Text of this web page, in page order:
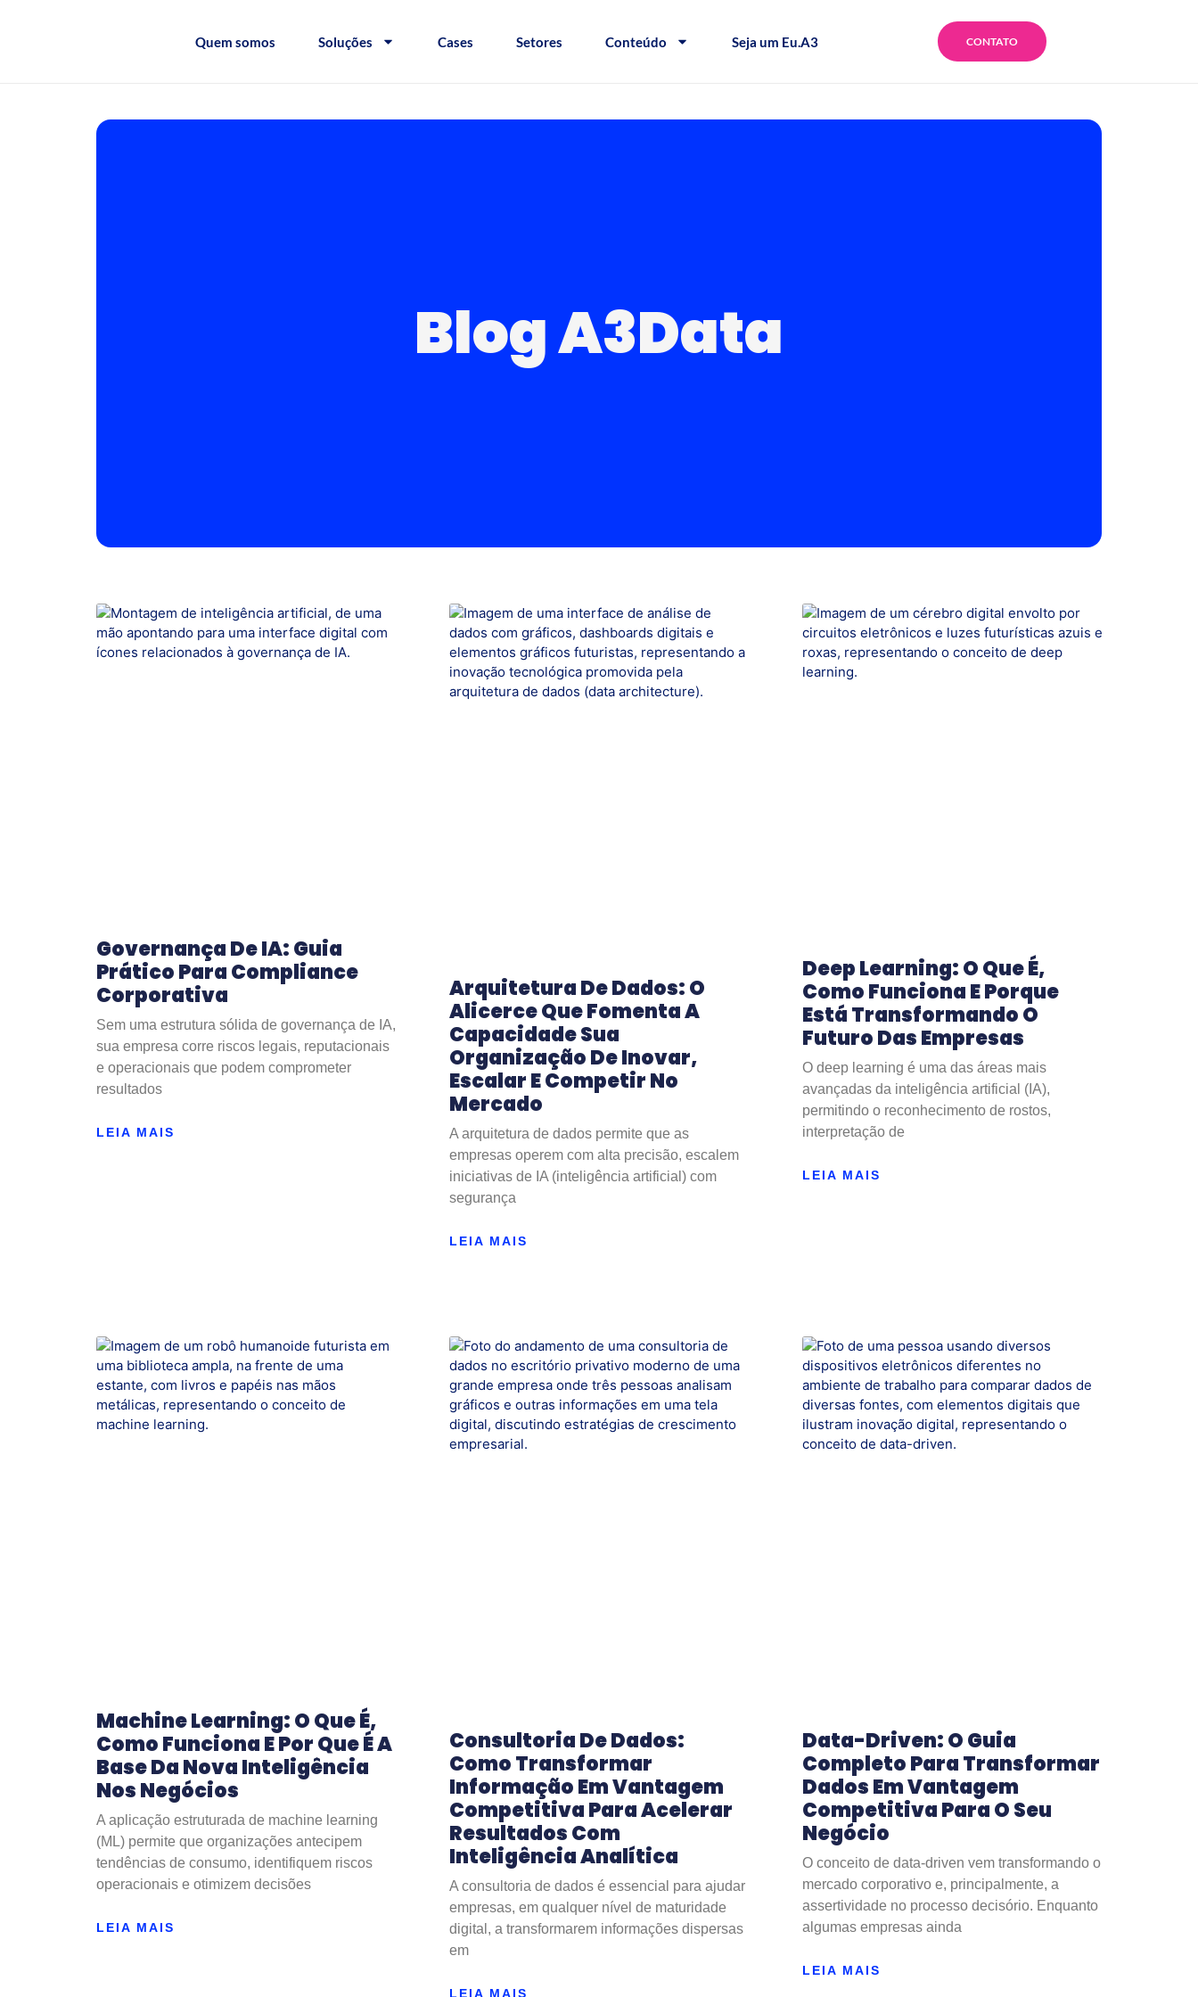
Quem somos Soluções Cases Setores Conteúdo Seja um Eu.A3 CONTATO
Blog A3Data
Governança De IA: Guia
Prático Para Compliance
Corporativa
Sem uma estrutura sólida de governança de IA,
sua empresa corre riscos legais, reputacionais
e operacionais que podem comprometer
resultados
LEIA MAIS
Arquitetura De Dados: O
Alicerce Que Fomenta A
Capacidade Sua
Organização De Inovar,
Escalar E Competir No
Mercado
A arquitetura de dados permite que as
empresas operem com alta precisão, escalem
iniciativas de IA (inteligência artificial) com
segurança
LEIA MAIS
Deep Learning: O Que É,
Como Funciona E Porque
Está Transformando O
Futuro Das Empresas
O deep learning é uma das áreas mais
avançadas da inteligência artificial (IA),
permitindo o reconhecimento de rostos,
interpretação de
LEIA MAIS
Machine Learning: O Que É,
Como Funciona E Por Que É A
Base Da Nova Inteligência
Nos Negócios
A aplicação estruturada de machine learning
(ML) permite que organizações antecipem
tendências de consumo, identifiquem riscos
operacionais e otimizem decisões
LEIA MAIS
Consultoria De Dados:
Como Transformar
Informação Em Vantagem
Competitiva Para Acelerar
Resultados Com
Inteligência Analítica
A consultoria de dados é essencial para ajudar
empresas, em qualquer nível de maturidade
digital, a transformarem informações dispersas
em
LEIA MAIS
Data-Driven: O Guia
Completo Para Transformar
Dados Em Vantagem
Competitiva Para O Seu
Negócio
O conceito de data-driven vem transformando o
mercado corporativo e, principalmente, a
assertividade no processo decisório. Enquanto
algumas empresas ainda
LEIA MAIS